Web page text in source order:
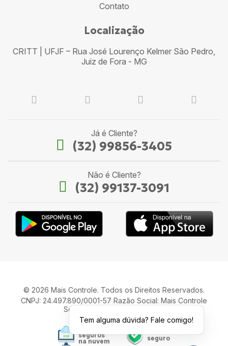
Contato
Localização
CRITT | UFJF – Rua José Lourenço Kelmer São Pedro,
Juiz de Fora - MG
Já é Cliente?
(32) 99856-3405
Não é Cliente?
(32) 99137-3091
© 2026 Mais Controle. Todos os Direitos Reservados.
CNPJ: 24.497.890/0001-57 Razão Social: Mais Controle
Serviços de Informática LTDA.
seguros
na nuvem
seguro
Tem alguma dúvida? Fale comigo!